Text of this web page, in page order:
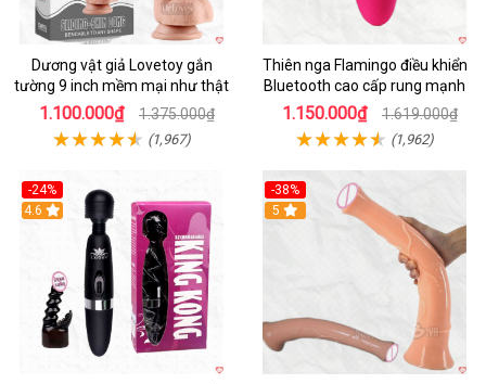
Dương vật giả Lovetoy gắn
tường 9 inch mềm mại như thật
1.100.000₫ 1.375.000₫
(1,967)
Thiên nga Flamingo điều khiển
Bluetooth cao cấp rung mạnh
1.150.000₫ 1.619.000₫
(1,962)
-24%
4.6
-38%
Hot
5